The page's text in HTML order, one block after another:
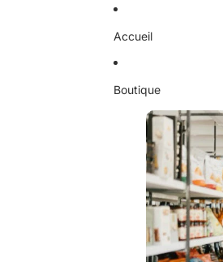
Accueil
Boutique